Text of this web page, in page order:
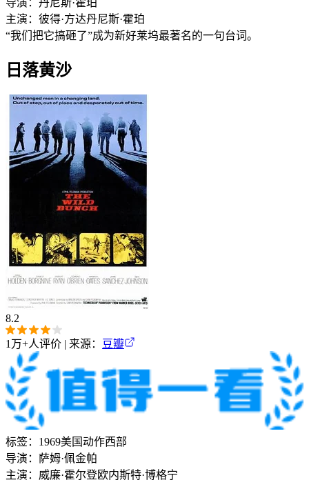
导演： 丹尼斯·霍珀
主演： 彼得·方达丹尼斯·霍珀
“我们把它搞砸了”成为新好莱坞最著名的一句台词。
日落黄沙
8.2
1万+人评价 | 来源： 豆瓣
标签： 1969美国动作西部
导演： 萨姆·佩金帕
主演： 威廉·霍尔登欧内斯特·博格宁